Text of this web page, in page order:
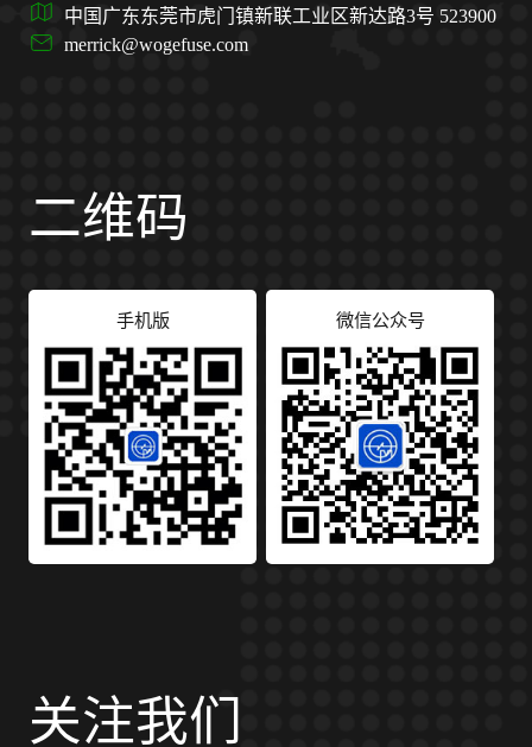
中国广东东莞市虎门镇新联工业区新达路3号 523900
merrick@wogefuse.com
二维码
手机版 微信公众号
关注我们